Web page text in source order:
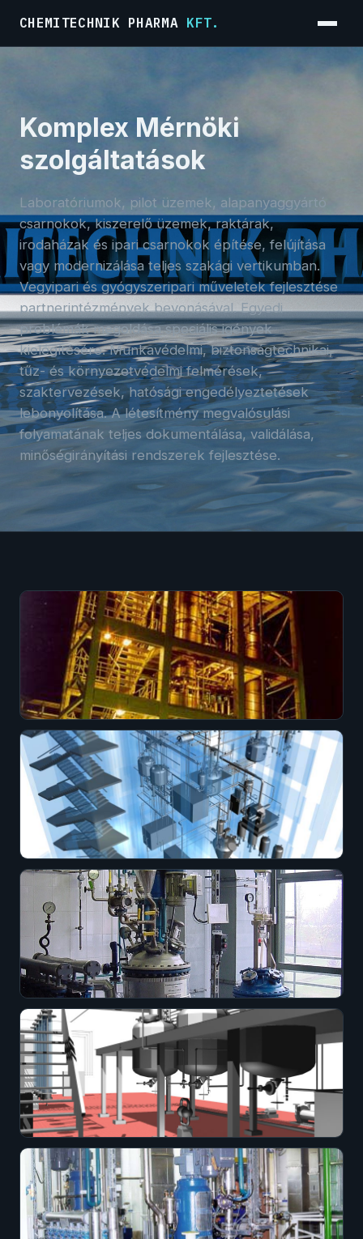
CHEMITECHNIK PHARMA KFT. Menü
Komplex Mérnöki
szolgáltatások
Laboratóriumok, pilot üzemek, alapanyaggyártó
csarnokok, kiszerelő üzemek, raktárak,
irodaházak és ipari csarnokok építése, felújítása
vagy modernizálása teljes szakági vertikumban.
Vegyipari és gyógyszeripari műveletek fejlesztése
partnerintézmények bevonásával. Egyedi
problémák megoldása speciális igények
kielégítésére. Munkavédelmi, biztonságtechnikai,
tűz- és környezetvédelmi felmérések,
szaktervezések, hatósági engedélyeztetések
lebonyolítása. A létesítmény megvalósulási
folyamatának teljes dokumentálása, validálása,
minőségirányítási rendszerek fejlesztése.